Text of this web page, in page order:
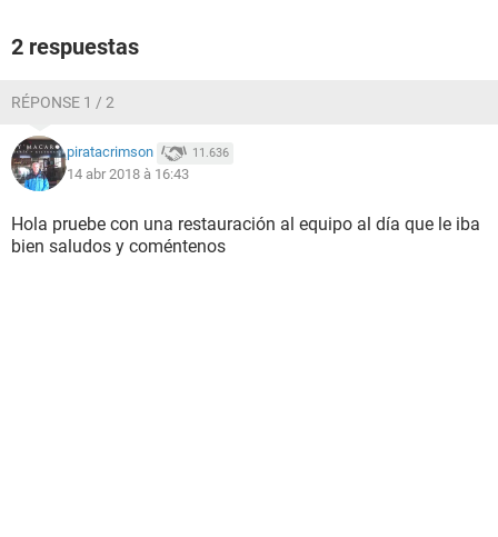
2 respuestas
RÉPONSE 1 / 2
piratacrimson 11.636
14 abr 2018 à 16:43
Hola pruebe con una restauración al equipo al día que le iba
bien saludos y coméntenos